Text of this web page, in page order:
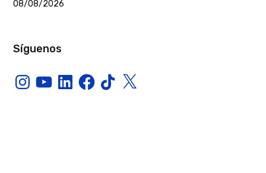
08/08/2026
Síguenos
InstagramYouTubeLinkedInFacebook
TikTokX